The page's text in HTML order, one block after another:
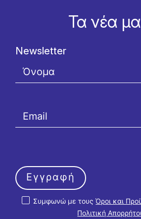
Τα νέα
Newsletter
Συμφωνώ με τουςΌροι και
Πολιτική
Εγγραφή